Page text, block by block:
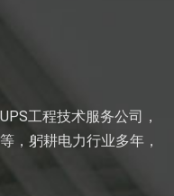
工程技术服务公司，
，躬耕电力行业多年，